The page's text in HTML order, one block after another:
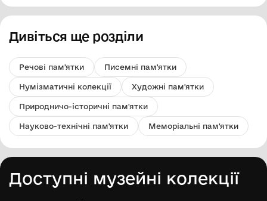
Дивіться ще розділи
Речові пам'ятки Писемні пам'ятки
Нумізматичні колекції Художні пам'ятки
Природничо-історичні пам'ятки
Науково-технічні пам'ятки Меморіальні пам'ятки
Доступні музейні колекції